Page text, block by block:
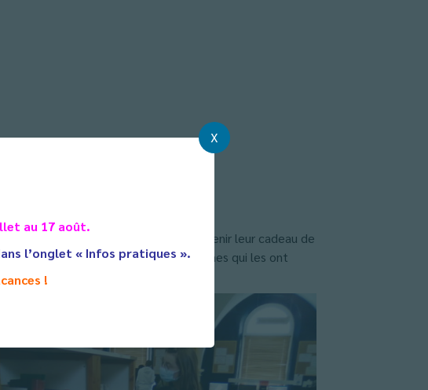
au 17 août.
l’onglet « Infos pratiques ».
!
X
un Escape Game.
à la recherche d’indices pour obtenir leur cadeau de
pour résoudre les différentes énigmes qui les ont